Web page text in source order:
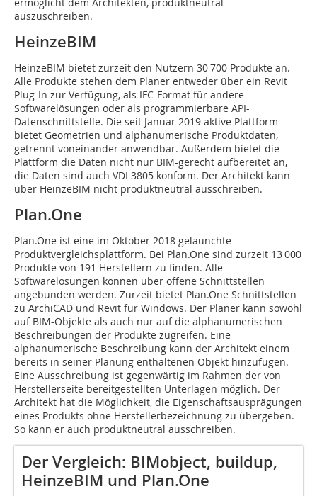
ermöglicht dem Architekten, produktneutral
auszuschreiben.
HeinzeBIM
HeinzeBIM bietet zurzeit den Nutzern 30 700 Produkte an.
Alle Produkte stehen dem Planer entweder über ein Revit
Plug-In zur Verfügung, als IFC-Format für andere
Softwarelösungen oder als programmierbare API-
Datenschnittstelle. Die seit Januar 2019 aktive Plattform
bietet Geometrien und alphanumerische Produktdaten,
getrennt voneinander anwendbar. Außerdem bietet die
Plattform die Daten nicht nur BIM-gerecht aufbereitet an,
die Daten sind auch VDI 3805 konform. Der Architekt kann
über HeinzeBIM nicht produktneutral ausschreiben.
Plan.One
Plan.One ist eine im Oktober 2018 gelaunchte
Produktvergleichsplattform. Bei Plan.One sind zurzeit 13 000
Produkte von 191 Herstellern zu finden. Alle
Softwarelösungen können über offene Schnittstellen
angebunden werden. Zurzeit bietet Plan.One Schnittstellen
zu ArchiCAD und Revit für Windows. Der Planer kann sowohl
auf BIM-Objekte als auch nur auf die alphanumerischen
Beschreibungen der Produkte zugreifen. Eine
alphanumerische Beschreibung kann der Architekt einem
bereits in seiner Planung enthaltenen Objekt hinzufügen.
Eine Ausschreibung ist gegenwärtig im Rahmen der von
Herstellerseite bereitgestellten Unterlagen möglich. Der
Architekt hat die Möglichkeit, die Eigenschaftsausprägungen
eines Produkts ohne Herstellerbezeichnung zu übergeben.
So kann er auch produktneutral ausschreiben.
Der Vergleich: BIMobject, buildup,
HeinzeBIM und Plan.One